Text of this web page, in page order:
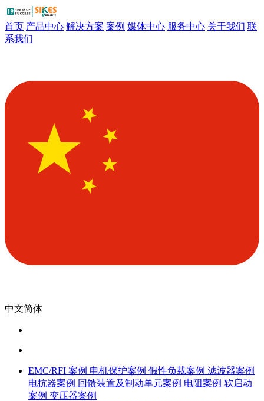
首页 产品中心 解决方案 案例 媒体中心 服务中心 关于我们 联
系我们
中文简体
EMC/RFI 案例 电机保护案例 假性负载案例 滤波器案例
电抗器案例 回馈装置及制动单元案例 电阻案例 软启动
案例 变压器案例